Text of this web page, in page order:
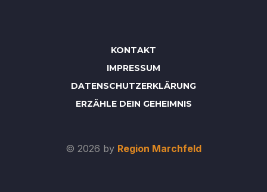
KONTAKT
IMPRESSUM
DATENSCHUTZERKLÄRUNG
ERZÄHLE DEIN GEHEIMNIS
© 2026 by Region Marchfeld